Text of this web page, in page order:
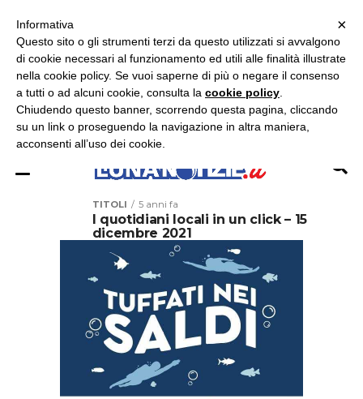
ASCOLTA RADIO LUNA
TITOLI 5 anni fa
I quotidiani locali in un click – 15
dicembre 2021
×
×
Informativa
Questo sito o gli strumenti terzi da questo utilizzati si avvalgono
di cookie necessari al funzionamento ed utili alle finalità illustrate
nella cookie policy. Se vuoi saperne di più o negare il consenso
a tutti o ad alcuni cookie, consulta la cookie policy
Chiudendo questo banner, scorrendo questa pagina, cliccando
su un link o proseguendo la navigazione in altra maniera,
acconsenti all’uso dei cookie.